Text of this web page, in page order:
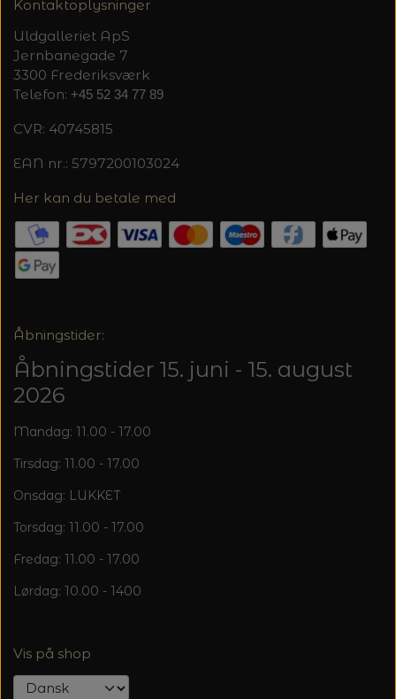
Kontaktoplysninger
Uldgalleriet ApS
Jernbanegade 7
3300 Frederiksværk
Telefon: +45 52 34 77 89
CVR: 40745815
EAN nr.: 5797200103024
Her kan du betale med
Åbningstider:
Åbningstider 15. juni - 15. august
2026
Mandag: 11.00 - 17.00
Tirsdag: 11.00 - 17.00
Onsdag: LUKKET
Torsdag: 11.00 - 17.00
Fredag: 11.00 - 17.00
Lørdag: 10.00 - 1400
Vis på shop